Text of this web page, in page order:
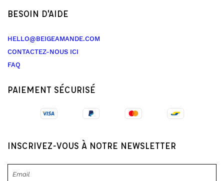
BESOIN D'AIDE
HELLO@BEIGEAMANDE.COM
CONTACTEZ-NOUS ICI
FAQ
PAIEMENT SÉCURISÉ
INSCRIVEZ-VOUS À NOTRE NEWSLETTER